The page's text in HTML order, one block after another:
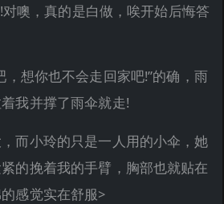
噢，真的是白做，唉开始后悔答
，想你也不会走回家吧!”的确，雨
我并撑了雨伞就走!
而小玲的只是一人用的小伞，她
的挽着我的手臂，胸部也就贴在
感觉实在舒服>